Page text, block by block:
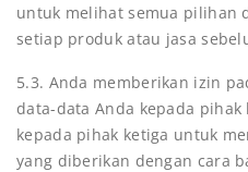
untuk melihat semua pilihan
setiap produk atau jasa
5.3. Anda memberikan izin
data-data Anda kepada
kepada pihak ketiga untuk
yang diberikan dengan cara